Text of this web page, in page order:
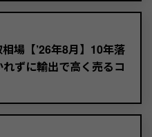
場【’26年8月】10年落
ずに輸出で高く売るコ